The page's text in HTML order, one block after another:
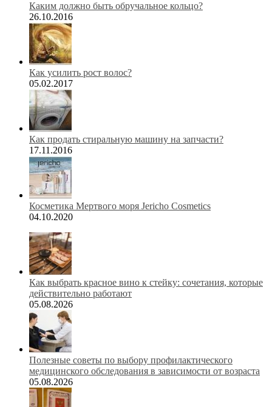
Каким должно быть обручальное кольцо?
26.10.2016
Как усилить рост волос?
05.02.2017
Как продать стиральную машину на запчасти?
17.11.2016
Косметика Мертвого моря Jericho Cosmetics
04.10.2020
Как выбрать красное вино к стейку: сочетания, которые
действительно работают
05.08.2026
Полезные советы по выбору профилактического
медицинского обследования в зависимости от возраста
05.08.2026